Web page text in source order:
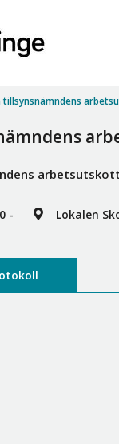
tillsynsnämndens
arbetsutskott
- Lokalen